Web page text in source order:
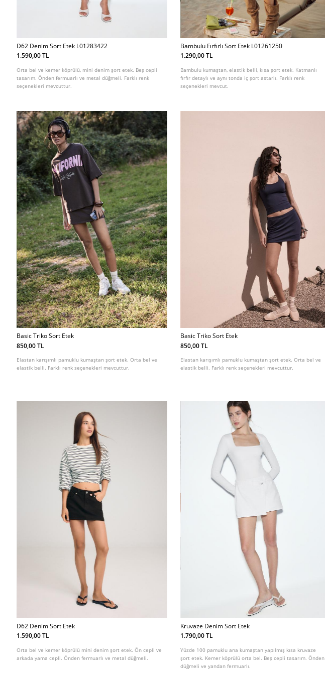
D62 Denim Sort Etek L01283422
1.590,00 TL
Orta bel ve kemer köprülü, mini denim şort etek. Beş cepli
tasarım. Önden fermuarlı ve metal düğmeli. Farklı renk
seçenekleri mevcuttur.
Bambulu Fırfırlı Sort Etek L01261250
1.290,00 TL
Bambulu kumaştan, elastik belli, kısa şort etek. Katmanlı
fırfır detaylı ve aynı tonda iç şort astarlı. Farklı renk
seçenekleri mevcut.
Basic Triko Sort Etek
850,00 TL
Elastan karışımlı pamuklu kumaştan şort etek. Orta bel ve
elastik belli. Farklı renk seçenekleri mevcuttur.
Basic Triko Sort Etek
850,00 TL
Elastan karışımlı pamuklu kumaştan şort etek. Orta bel ve
elastik belli. Farklı renk seçenekleri mevcuttur.
D62 Denim Sort Etek
1.590,00 TL
Orta bel ve kemer köprülü mini denim şort etek. Ön cepli ve
arkada yama cepli. Önden fermuarlı ve metal düğmeli.
Kruvaze Denim Sort Etek
1.790,00 TL
Yüzde 100 pamuklu ana kumaştan yapılmış kısa kruvaze
şort etek. Kemer köprülü orta bel. Beş cepli tasarım. Önden
düğmeli ve yandan fermuarlı.